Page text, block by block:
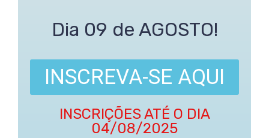
Dia 09 de AGOSTO!
INSCREVA-SE AQUI
INSCRIÇÕES ATÉ O DIA
04/08/2025